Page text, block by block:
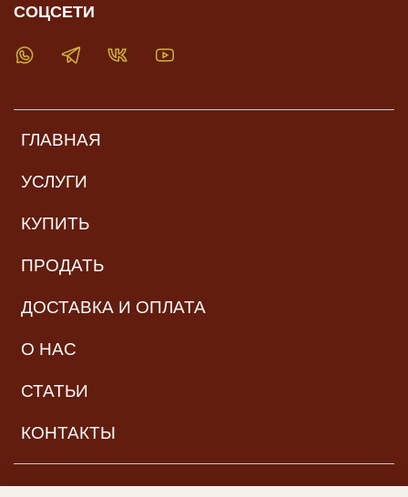
ГЛАВНАЯ
УСЛУГИ
КУПИТЬ
ПРОДАТЬ
ДОСТАВКА И ОПЛАТА
О НАС
СТАТЬИ
КОНТАКТЫ
СОЦСЕТИ